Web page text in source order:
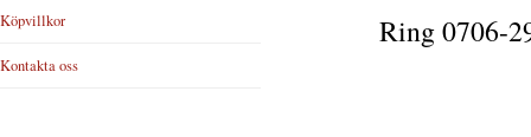
Ring 0706-
Köpvillkor
Kontakta oss